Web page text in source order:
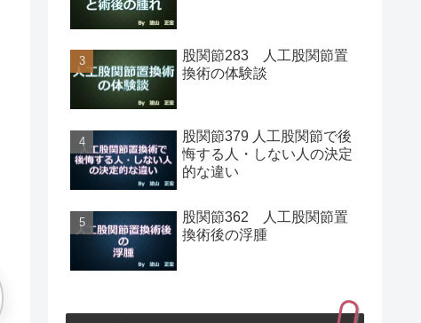
股関節283 人工股関節置
換術の体験談
股関節379 人工股関節で後
悔する人・しない人の決定
的な違い
股関節362 人工股関節置
換術後の浮腫